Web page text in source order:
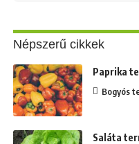
Népszerű cikkek
Paprika
Bogyós
Saláta